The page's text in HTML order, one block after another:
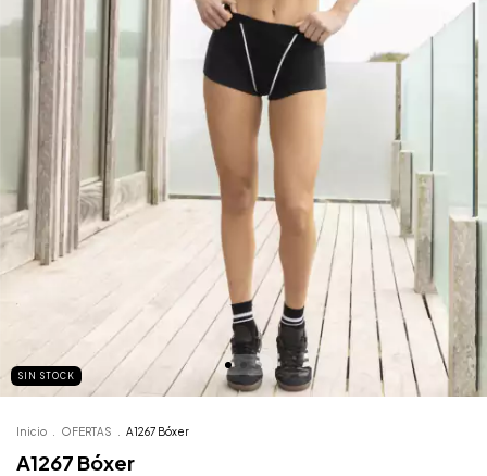
SIN STOCK
Inicio OFERTAS A1267 Bóxer
A1267 Bóxer